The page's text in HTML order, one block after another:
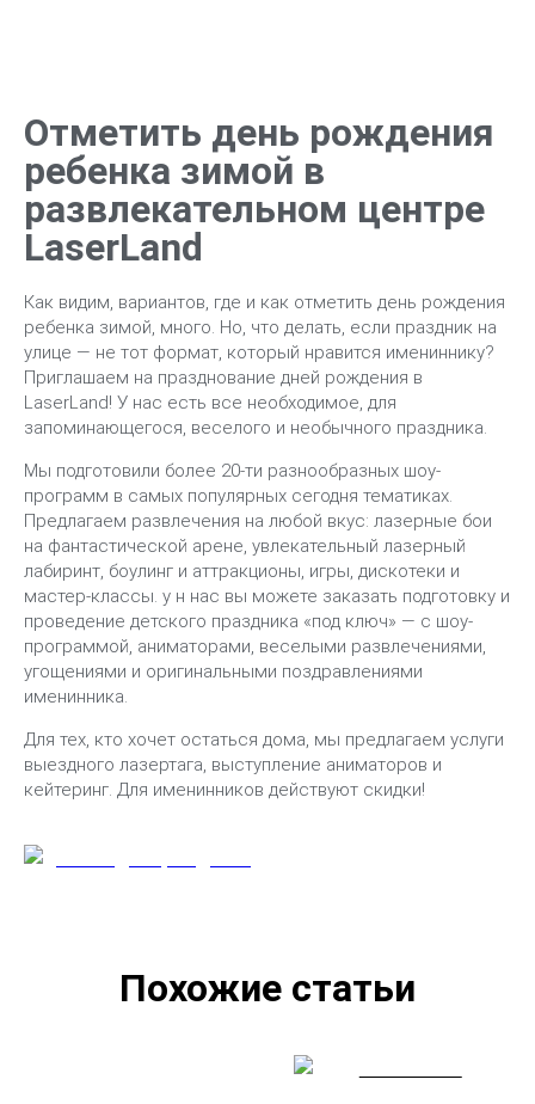
Отметить день рождения
ребенка зимой в
развлекательном центре
LaserLand
Как видим, вариантов, где и как отметить день рождения
ребенка зимой, много. Но, что делать, если праздник на
улице — не тот формат, который нравится имениннику?
Приглашаем на празднование дней рождения в
LaserLand! У нас есть все необходимое, для
запоминающегося, веселого и необычного праздника.
Мы подготовили более 20-ти разнообразных шоу-
программ в самых популярных сегодня тематиках.
Предлагаем развлечения на любой вкус: лазерные бои
на фантастической арене, увлекательный лазерный
лабиринт, боулинг и аттракционы, игры, дискотеки и
мастер-классы. у н нас вы можете заказать подготовку и
проведение детского праздника «под ключ» — с шоу-
программой, аниматорами, веселыми развлечениями,
угощениями и оригинальными поздравлениями
именинника.
Для тех, кто хочет остаться дома, мы предлагаем услуги
выездного лазертага, выступление аниматоров и
кейтеринг. Для именинников действуют скидки!
Похожие статьи